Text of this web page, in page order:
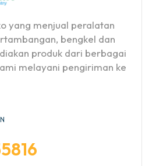
yang menjual peralatan
bengkel dan
produk dari berbagai
melayani pengiriman ke